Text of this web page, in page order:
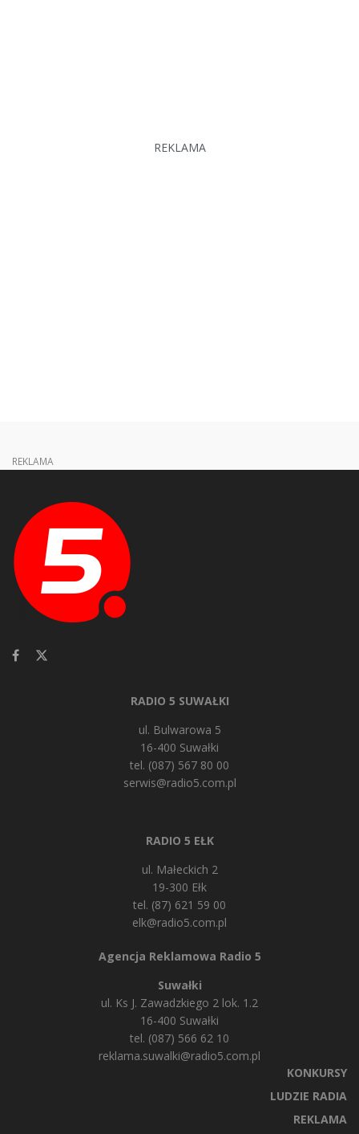
REKLAMA
REKLAMA
RADIO 5 SUWAŁKI
ul. Bulwarowa 5
16-400 Suwałki
tel. (087) 567 80 00
serwis@radio5.com.pl
RADIO 5 EŁK
ul. Małeckich 2
19-300 Ełk
tel. (87) 621 59 00
elk@radio5.com.pl
Agencja Reklamowa Radio 5
Suwałki
ul. Ks J. Zawadzkiego 2 lok. 1.2
16-400 Suwałki
tel. (087) 566 62 10
reklama.suwalki@radio5.com.pl
KONKURSY
LUDZIE RADIA
REKLAMA